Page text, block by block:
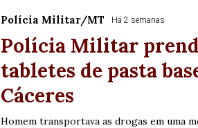
Polícia Militar/MT Há 2 semanas
Polícia Militar
tabletes de pasta
Cáceres
Homem transportava as drogas em uma